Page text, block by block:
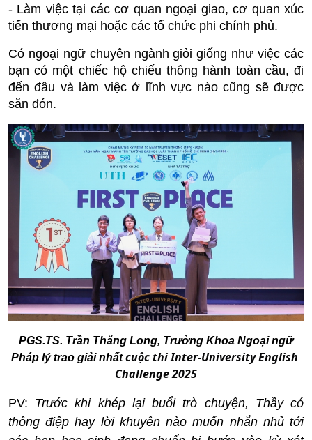
- Làm việc tại các cơ quan ngoại giao, cơ quan xúc
tiến thương mại hoặc các tổ chức phi chính phủ.
Có ngoại ngữ chuyên ngành giỏi giống như việc các
bạn có một chiếc hộ chiếu thông hành toàn cầu, đi
đến đâu và làm việc ở lĩnh vực nào cũng sẽ được
săn đón.
PGS.TS. Trần Thăng Long, Trưởng Khoa Ngoại ngữ
Pháp lý trao giải nhấtcuộc thi Inter-University English
Challenge 2025
PV: Trước khi khép lại buổi trò chuyện, Thầy có
thông điệp hay lời khuyên nào muốn nhắn nhủ tới